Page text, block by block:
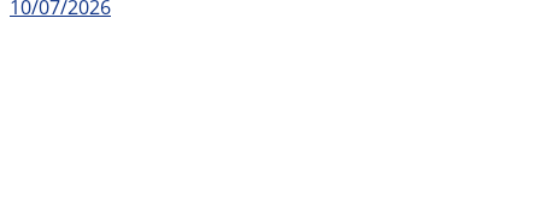
10/07/2026